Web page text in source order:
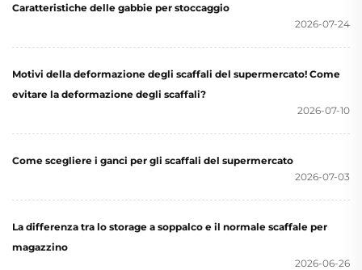
Caratteristiche delle gabbie per stoccaggio
2026-07-24
Motivi della deformazione degli scaffali del supermercato! Come
evitare la deformazione degli scaffali?
2026-07-10
Come scegliere i ganci per gli scaffali del supermercato
2026-07-03
La differenza tra lo storage a soppalco e il normale scaffale per
magazzino
2026-06-26